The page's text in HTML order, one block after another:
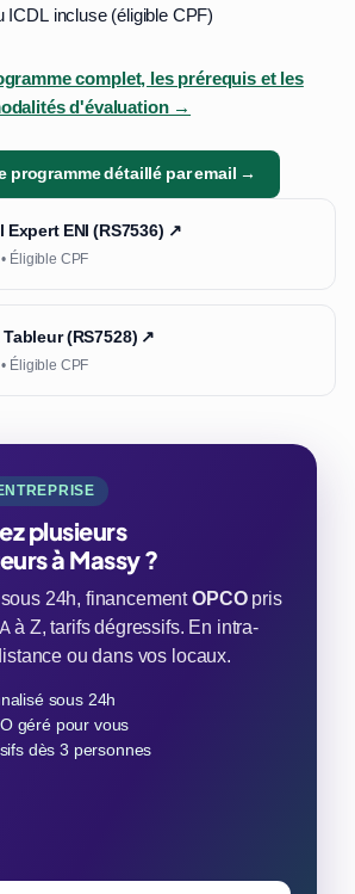
ICDL incluse (éligible CPF)
complet, les prérequis et les
d'évaluation →
programme détaillé par email →
ENI (RS7536) ↗
Éligible CPF
(RS7528) ↗
Éligible CPF
plusieurs
à Massy ?
24h, financementOPCOpris
à Z, tarifs dégressifs. En intra-
ou dans vos locaux.
sous 24h
géré pour vous
dès 3 personnes